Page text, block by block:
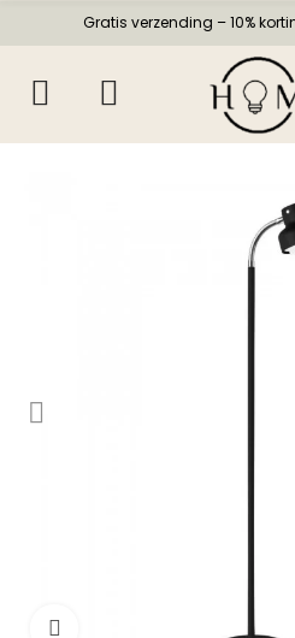
Gratis verzending – 10%